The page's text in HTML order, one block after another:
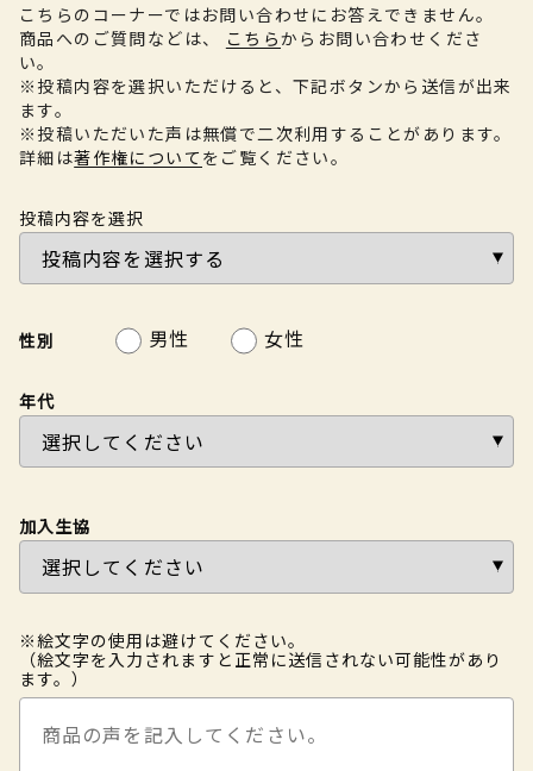
こちらのコーナーではお問い合わせにお答えできません。
商品へのご質問などは、
こちらからお問い合わせくださ
い。
※投稿内容を選択いただけると、下記ボタンから送信が出来
ます。
※投稿いただいた声は無償で二次利用することがあります。
詳細は著作権について をご覧ください。
投稿内容を選択
性別 男性 女性
年代
加入生協
※絵文字の使用は避けてください。
（絵文字を入力されますと正常に送信されない可能性があり
ます。）